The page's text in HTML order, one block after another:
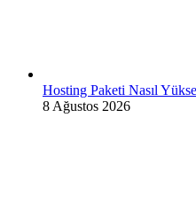
Hosting Paketi Nasıl
8 Ağustos 2026